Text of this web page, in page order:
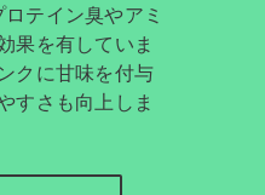
テイン臭やアミ
果を有していま
クに甘味を付与
すさも向上しま